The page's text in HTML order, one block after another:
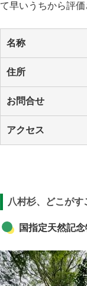
て早いうちから評
名称
住所
お問合せ
アクセス
八村杉、どこがす
国指定天然記